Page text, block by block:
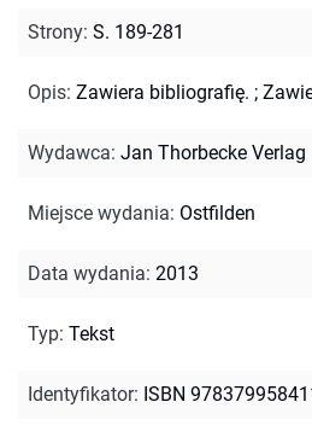
Strony: S. 189-281
Opis: Zawiera bibliografię. ;
Wydawca: Jan Thorbecke Verlag
Miejsce wydania: Ostfilden
Data wydania: 2013
Typ: Tekst
Identyfikator: ISBN